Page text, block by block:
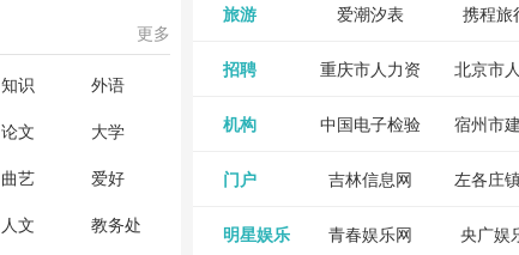
更多
知识
外语
论文
大学
曲艺
爱好
人文 教务处
旅游 爱潮汐表 携程旅
招聘 重庆市人力资
源和社会保障
局
北京市
源和社
机构 中国电子检验
检疫业务网
宿州市
门户 吉林信息网 左各庄
明星娱乐 青春娱乐网 央广娱